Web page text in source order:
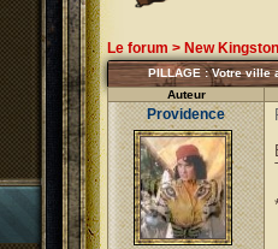
Le forum > New Kingston
PILLAGE : Votre ville
Auteur
Providence